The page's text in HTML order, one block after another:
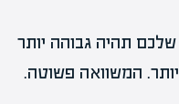
תהיה גבוהה יותר
המשוואה פשוטה.